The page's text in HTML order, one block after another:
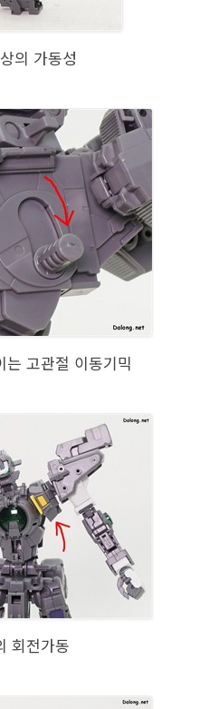
의 가동성
는 고관절 이동기믹
회전가동